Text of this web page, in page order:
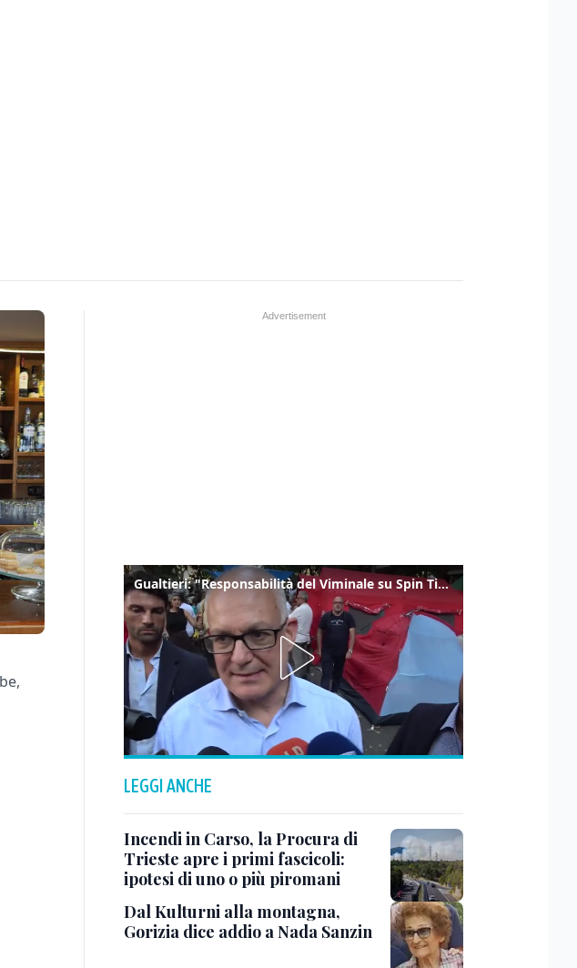
Gualtieri: "Responsabilità del Viminale su Spin Time? La posizione dei partiti è nota"
LEGGI ANCHE
Incendi in Carso, la Procura di
Trieste apre i primi fascicoli:
ipotesi di uno o più piromani
Dal Kulturni alla montagna,
Gorizia dice addio a Nada Sanzin